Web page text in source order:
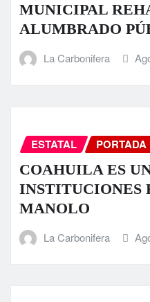
MUNICIPAL
ALUMBRADO
La Carbonifera
ESTATAL PORTADA
COAHUILA ES
INSTITUCIONES
MANOLO
La Carbonifera